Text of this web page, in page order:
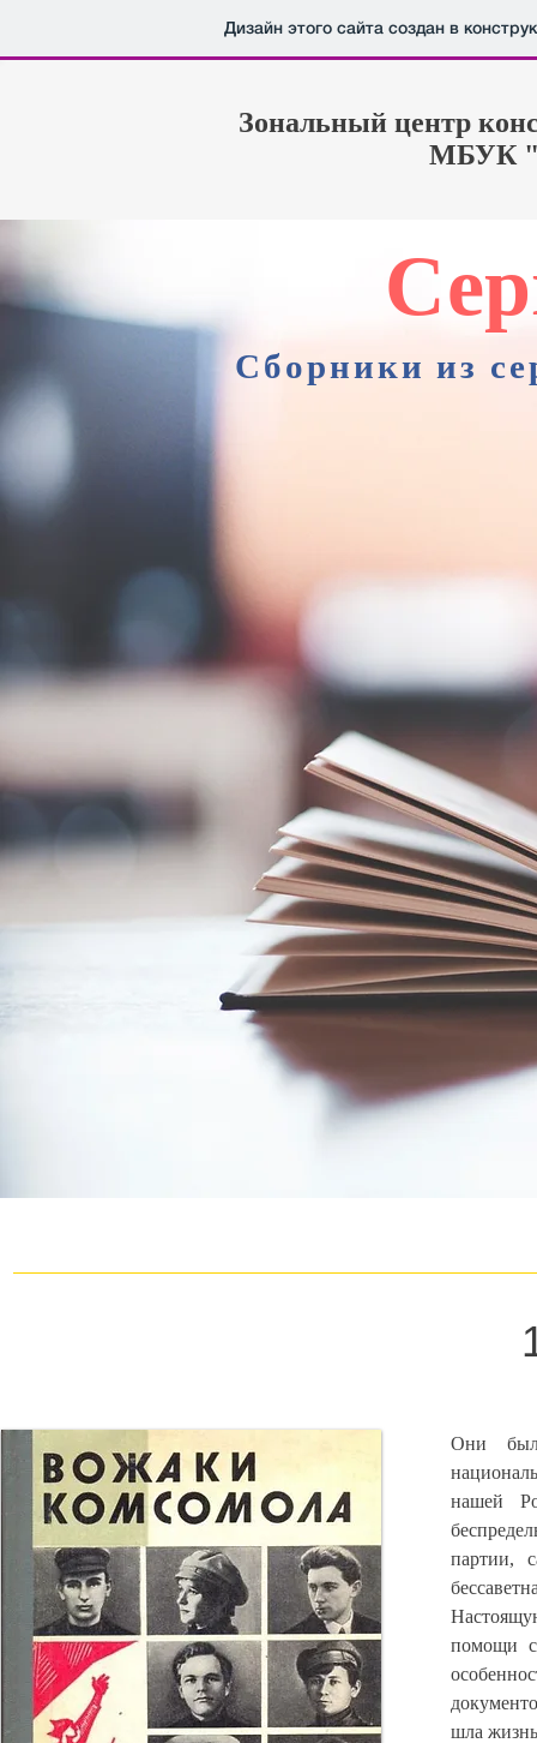
Дизайн этого сайта создан в
Зональный центр
МБУК
Сборники из
Они
нашей
партии,
помощи
шла